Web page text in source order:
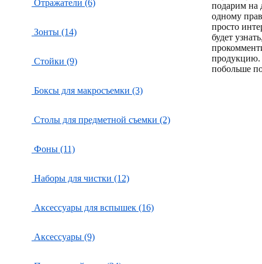
Отражатели (6)
Зонты (14)
Стойки (9)
Боксы для макросъемки (3)
Столы для предметной съемки (2)
Фоны (11)
Наборы для чистки (12)
Аксессуары для вспышек (16)
Аксессуары (9)
подарим на
одному
просто
будет
продукцию.
побольше